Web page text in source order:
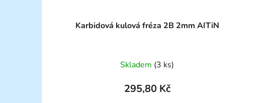
Karbidová kulová fréza 2B 2mm AITiN
Skladem (3 ks)
295,80 Kč